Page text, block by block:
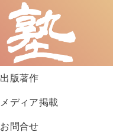
出版著作
メディア掲載
お問合せ